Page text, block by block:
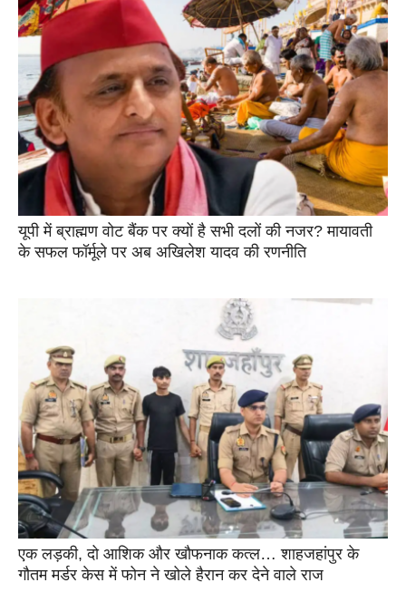
यूपी में ब्राह्मण वोट बैंक पर क्यों है सभी दलों की नजर? मायावती
के सफल फॉर्मूले पर अब अखिलेश यादव की रणनीति
एक लड़की, दो आशिक और खौफनाक कत्ल… शाहजहांपुर के
गौतम मर्डर केस में फोन ने खोले हैरान कर देने वाले राज